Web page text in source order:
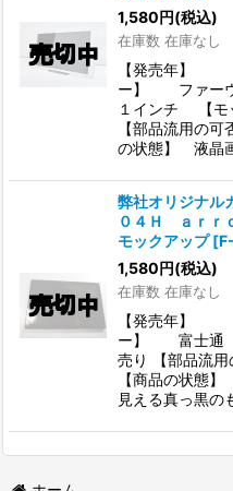
1,580円(税込)
在庫数 在庫なし
【発売年】
ー】 ファーウ
１インチ 【モ
【部品流用の
の状態】 液晶
弊社オリジナ
０４Ｈ ａｒｒ
モックアップ [
1,580円(税込)
在庫数 在庫なし
【発売年】
ー】 富士通
売り 【部品流
【商品の状態
見える真っ黒の